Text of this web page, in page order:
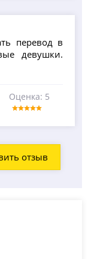
перевод в
девушки.
Оценка: 5
отзыв